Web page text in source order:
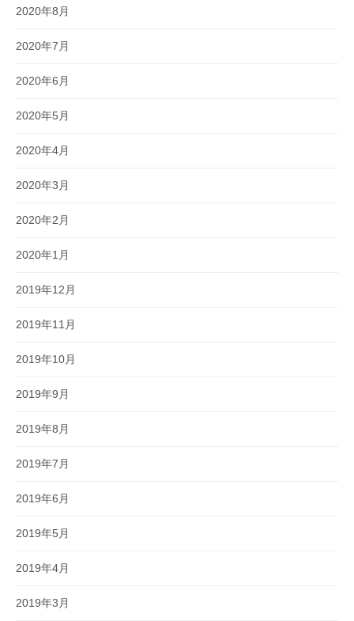
2020年8月
2020年7月
2020年6月
2020年5月
2020年4月
2020年3月
2020年2月
2020年1月
2019年12月
2019年11月
2019年10月
2019年9月
2019年8月
2019年7月
2019年6月
2019年5月
2019年4月
2019年3月